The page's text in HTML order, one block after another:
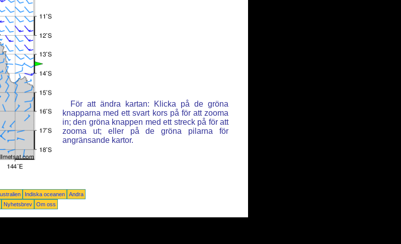
För att ändra kartan: Klicka på de gröna
knapparna med ett svart kors på för att zooma
in; den gröna knappen med ett streck på för att
zooma ut; eller på de gröna pilarna för
angränsande kartor.
Indiska oceanen
Andra
Nyhetsbrev Om oss